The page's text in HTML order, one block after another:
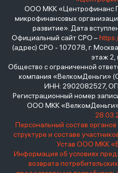
ООО МКК «Центрофинанс
микрофинансовых
развитие». Дата
Официальный сайт СРО –
(адрес) СРО - 107078, г.
этаж 2,
Общество с ограниченной
компания «ВелкомДеньги»
ИНН: 2902082527,
Регистрационный номер
ООО МКК
Персональный состав
структуре и составе
Устав ООО МКК
Информация об условиях
возврата